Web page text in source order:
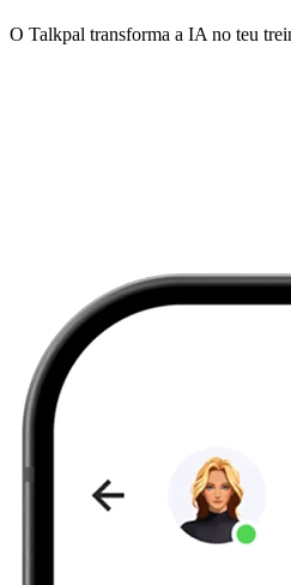
O Talkpal transforma a IA no teu